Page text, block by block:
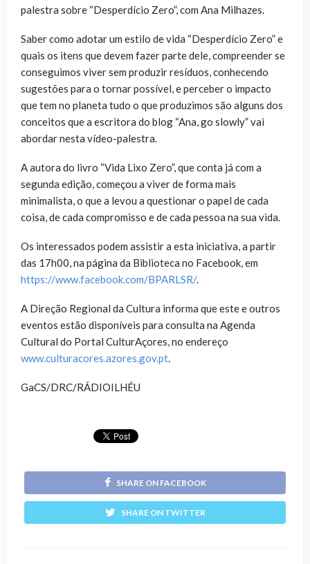
palestra sobre “Desperdício Zero”, com Ana Milhazes.
Saber como adotar um estilo de vida “Desperdício Zero” e
quais os itens que devem fazer parte dele, compreender se
conseguimos viver sem produzir resíduos, conhecendo
sugestões para o tornar possível, e perceber o impacto
que tem no planeta tudo o que produzimos são alguns dos
conceitos que a escritora do blog “Ana, go slowly” vai
abordar nesta vídeo-palestra.
A autora do livro “Vida Lixo Zero”, que conta já com a
segunda edição, começou a viver de forma mais
minimalista, o que a levou a questionar o papel de cada
coisa, de cada compromisso e de cada pessoa na sua vida.
Os interessados podem assistir a esta iniciativa, a partir
das 17h00, na página da Biblioteca no Facebook, em
https://www.facebook.com/BPARLSR/.
A Direção Regional da Cultura informa que este e outros
eventos estão disponíveis para consulta na Agenda
Cultural do Portal CulturAçores, no endereço
www.culturacores.azores.gov.pt.
GaCS/DRC/RÁDIOILHÉU
SHARE ON FACEBOOK
SHARE ON TWITTER